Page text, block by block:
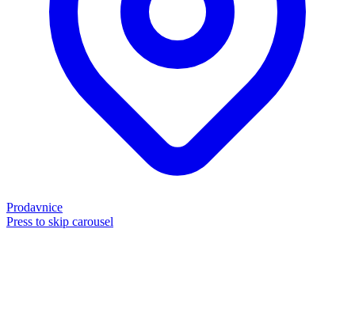
Prodavnice
Press to skip carousel